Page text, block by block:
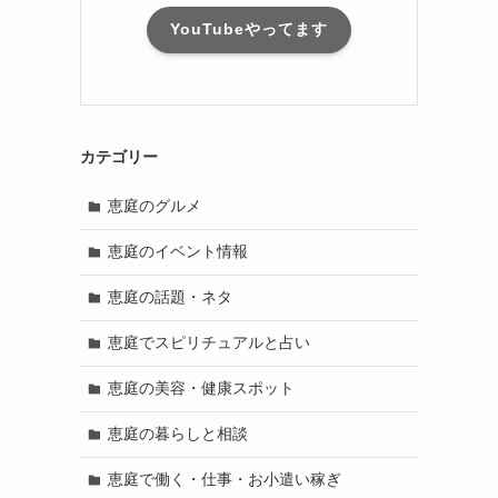
YouTubeやってます
カテゴリー
恵庭のグルメ
恵庭のイベント情報
恵庭の話題・ネタ
恵庭でスピリチュアルと占い
恵庭の美容・健康スポット
恵庭の暮らしと相談
恵庭で働く・仕事・お小遣い稼ぎ